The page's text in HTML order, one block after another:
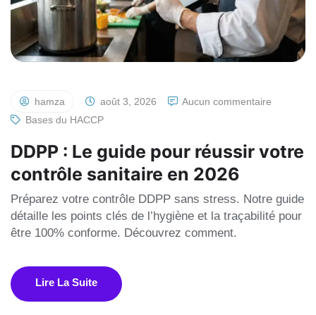
hamza août 3, 2026
Aucun commentaire
Bases du HACCP
DDPP : Le guide pour réussir votre
contrôle sanitaire en 2026
Préparez votre contrôle DDPP sans stress. Notre guide
détaille les points clés de l’hygiène et la traçabilité pour
être 100% conforme. Découvrez comment.
Lire La Suite